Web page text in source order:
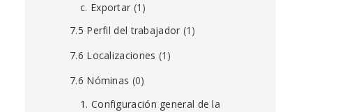
c. Exportar (1)
7.5 Perfil del trabajador (1)
7.6 Localizaciones (1)
7.6 Nóminas (0)
1. Configuración general de la